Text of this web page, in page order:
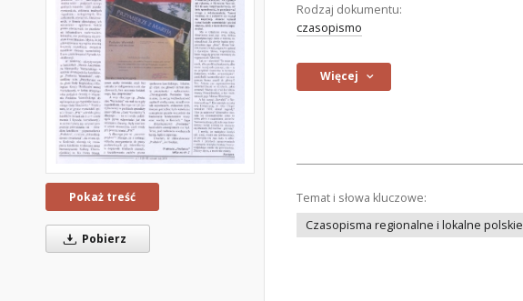
Pokaż treść
Pobierz
Rodzaj dokumentu:
czasopismo
Więcej
Temat i słowa kluczowe:
Czasopisma regionalne i lokalne polskie